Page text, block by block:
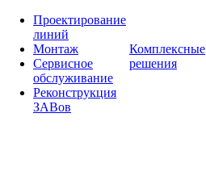
Проектирование
линий
Монтаж
Сервисное
обслуживание
Реконструкция
ЗАВов
Комплексные
решения